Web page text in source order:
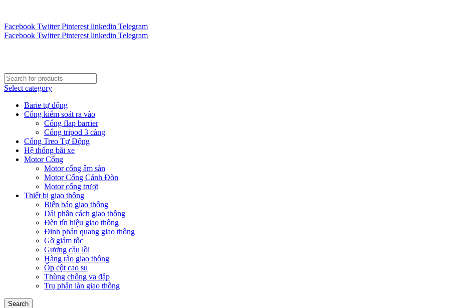
Facebook Twitter Pinterest linkedin Telegram
Facebook Twitter Pinterest linkedin Telegram
Select category
Barie tự động
Cổng kiểm soát ra vào
Cổng flap barrier
Cổng tripod 3 càng
Cổng Treo Tự Động
Hệ thống bãi xe
Motor Cổng
Motor cổng âm sàn
Motor Cổng Cánh Đòn
Motor cổng trượt
Thiết bị giao thông
Biển báo giao thông
Dải phân cách giao thông
Đèn tín hiệu giao thông
Đinh phản quang giao thông
Gờ giảm tốc
Gương cầu lồi
Hàng rào giao thông
Ốp cột cao su
Thùng chống va đập
Trụ phân làn giao thông
Search